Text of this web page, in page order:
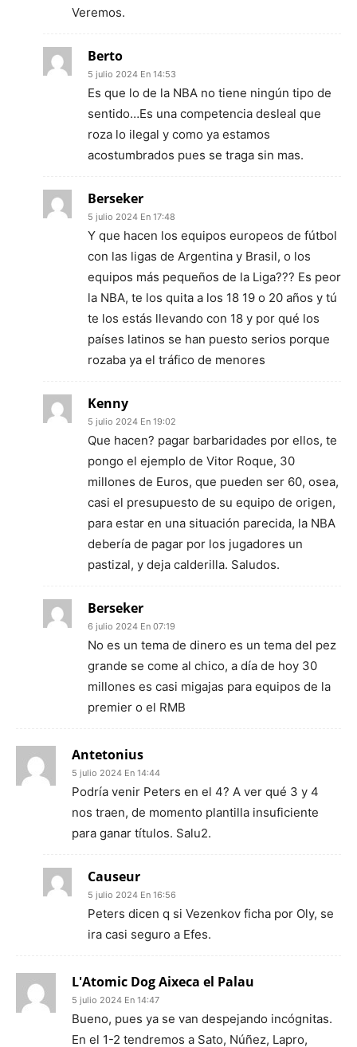
Veremos.
Berto
5 julio 2024 En 14:53
Es que lo de la NBA no tiene ningún tipo de
sentido…Es una competencia desleal que
roza lo ilegal y como ya estamos
acostumbrados pues se traga sin mas.
Berseker
5 julio 2024 En 17:48
Y que hacen los equipos europeos de fútbol
con las ligas de Argentina y Brasil, o los
equipos más pequeños de la Liga??? Es peor
la NBA, te los quita a los 18 19 o 20 años y tú
te los estás llevando con 18 y por qué los
países latinos se han puesto serios porque
rozaba ya el tráfico de menores
Kenny
5 julio 2024 En 19:02
Que hacen? pagar barbaridades por ellos, te
pongo el ejemplo de Vitor Roque, 30
millones de Euros, que pueden ser 60, osea,
casi el presupuesto de su equipo de origen,
para estar en una situación parecida, la NBA
debería de pagar por los jugadores un
pastizal, y deja calderilla. Saludos.
Berseker
6 julio 2024 En 07:19
No es un tema de dinero es un tema del pez
grande se come al chico, a día de hoy 30
millones es casi migajas para equipos de la
premier o el RMB
Antetonius
5 julio 2024 En 14:44
Podría venir Peters en el 4? A ver qué 3 y 4
nos traen, de momento plantilla insuficiente
para ganar títulos. Salu2.
Causeur
5 julio 2024 En 16:56
Peters dicen q si Vezenkov ficha por Oly, se
ira casi seguro a Efes.
L'Atomic Dog Aixeca el Palau
5 julio 2024 En 14:47
Bueno, pues ya se van despejando incógnitas.
En el 1-2 tendremos a Sato, Núñez, Lapro,